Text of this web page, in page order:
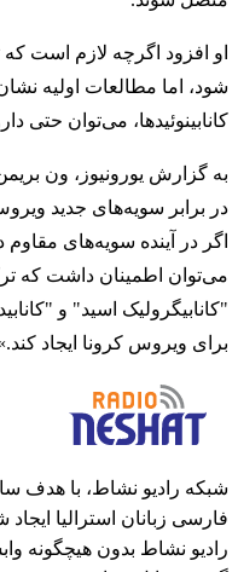
او افزود اگرچه لازم است که
شود، اما مطالعات اولیه
کانابینوئیدها، می‌توان حتی
به گزارش یورونیوز، ون بریمن
در برابر سویه‌های جدید
اگر در آینده سویه‌های مقاوم
می‌توان اطمینان داشت که
"کانابیگرولیک اسید" و
برای ویروس کرونا ایجاد
شبکه رادیو نشاط، با هدف
فارسی زبانان استرالیا
رادیو نشاط بدون هیچگونه